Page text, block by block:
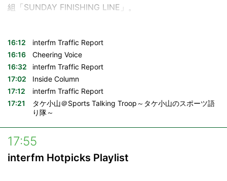
月曜日～木曜日 17:27 / 18:27
土曜日 10:55 / 13:55 / 17:40
日曜日 10:55 / 15:55
構成：飯村聖美
組「SUNDAY FINISHING LINE」。
タケ小山。渋滞にハマってイライラしながらハンドルを握
っているアナタに、週末開催のスポーツのビッグゲームの
結果や状況を痛快で過激なおしゃべり、車内を快適にする
ドライブミュージックと共にお届けします。
16:12
interfm Traffic Report
16:16
Cheering Voice
16:32
interfm Traffic Report
17:02
Inside Column
17:12
interfm Traffic Report
17:21
タケ小山＠Sports Talking Troop～タケ小山のスポーツ語
り隊～
17:55
interfm Hotpicks Playlist